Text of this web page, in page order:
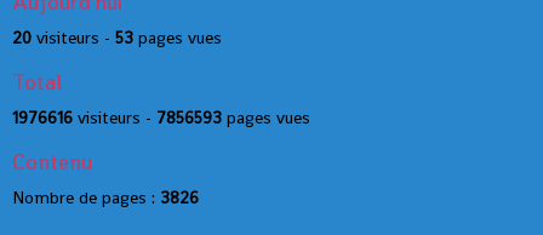
20 visiteurs - 53 pages vues
Total
1976616 visiteurs - 7856593 pages vues
Contenu
Nombre de pages : 3826